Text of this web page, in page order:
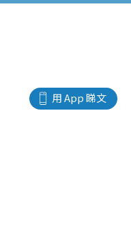
用 App 睇文